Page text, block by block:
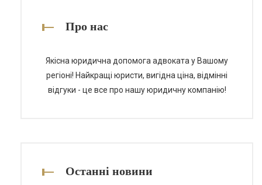
кримінального права Кримінальне
право базується на ряді ключових
Про нас
Якісна юридична допомога адвоката у Вашому
регіоні! Найкращі юристи, вигідна ціна, відмінні
відгуки - це все про нашу юридичну компанію!
Останні новини